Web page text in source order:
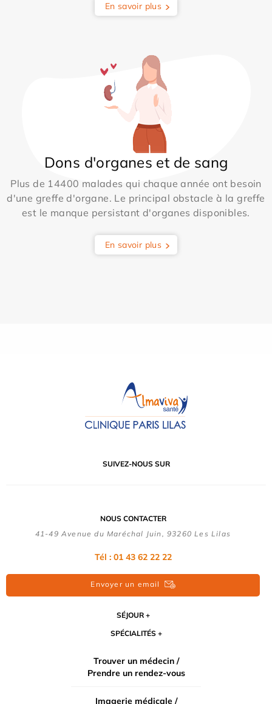
En savoir plus
Dons d'organes et de sang
Plus de 14400 malades qui chaque année ont besoin
d'une greffe d'organe. Le principal obstacle à la greffe
est le manque persistant d'organes disponibles.
En savoir plus
SUIVEZ-NOUS SUR
NOUS CONTACTER
41-49 Avenue du Maréchal Juin, 93260 Les Lilas
Tél : 01 43 62 22 22
Envoyer un email
SÉJOUR
SPÉCIALITÉS
Trouver un médecin /
Prendre un rendez-vous
Imagerie médicale /